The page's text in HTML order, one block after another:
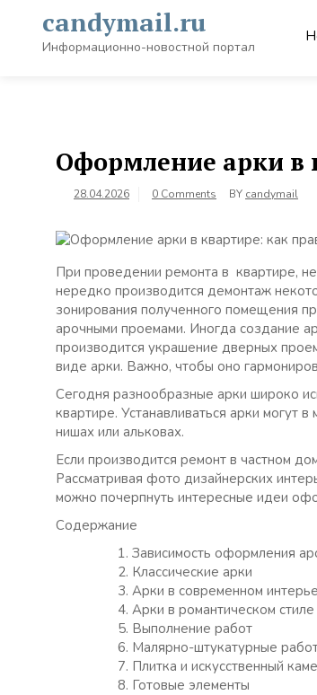
content
candymail.ru
Информационно-новостной портал
Оформление арки в
28.04.2026 0 Comments BY candymail
При проведении ремонта в квартире,
нередко производится демонтаж
зонирования полученного помещения
арочными проемами. Иногда создание
производится украшение дверных
виде арки. Важно, чтобы оно
Сегодня разнообразные арки широко
квартире. Устанавливаться арки могут
нишах или альковах.
Если производится ремонт в частном
Рассматривая фото дизайнерских
можно почерпнуть интересные идеи
Содержание
Зависимость оформления
Классические арки
Арки в современном
Арки в романтическом стиле
Выполнение работ
Малярно-штукатурные
Плитка и искусственный
Готовые элементы